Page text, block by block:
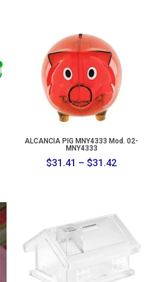
ALCANCIA PIG MNY4333 Mod. 02-
MNY4333
$31.41 – $31.42Price
$31.42